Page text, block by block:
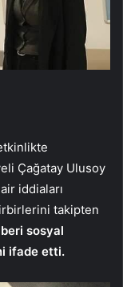
Çağatay Ulusoy
iddiaları
takipten
sosyal
ifade etti.